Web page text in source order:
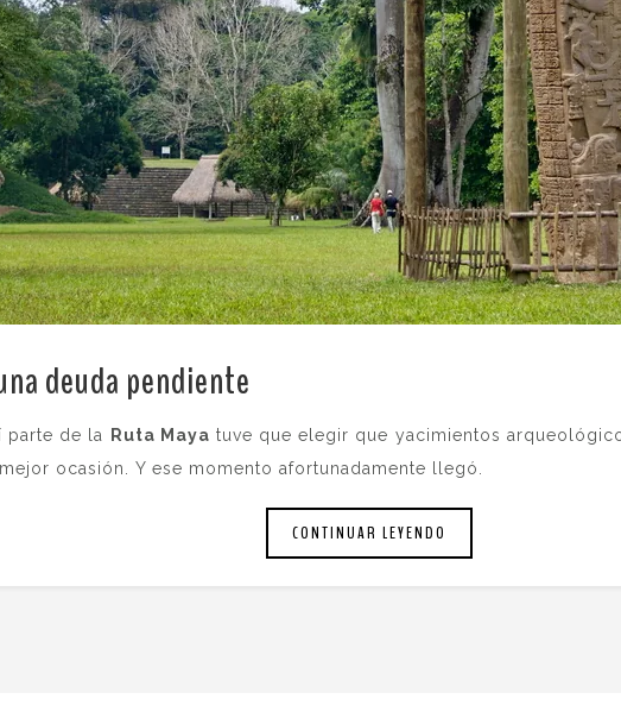
deuda pendiente
parte de la Ruta Maya tuve que elegir que yacimientos
ocasión. Y ese momento afortunadamente llegó.
CONTINUAR LEYENDO